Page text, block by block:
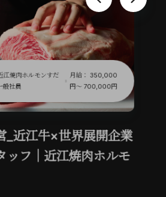
プン！ /焼肉店の料理長/
一般社員_
月給： 250,000
円〜 400,000円
店のキッチンスタッフ
Yakiniku Sudaku
く）｜京都丸太町